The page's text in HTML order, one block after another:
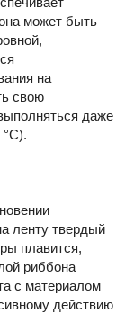
может быть
на
свою
даже
°С).
ленту твердый
плавится,
риббона
с материалом
действию